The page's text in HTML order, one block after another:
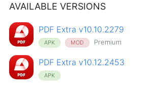
AVAILABLE VERSIONS
PDF Extra v10.10.2279
APK MOD Premium
PDF Extra v10.12.2453
APK